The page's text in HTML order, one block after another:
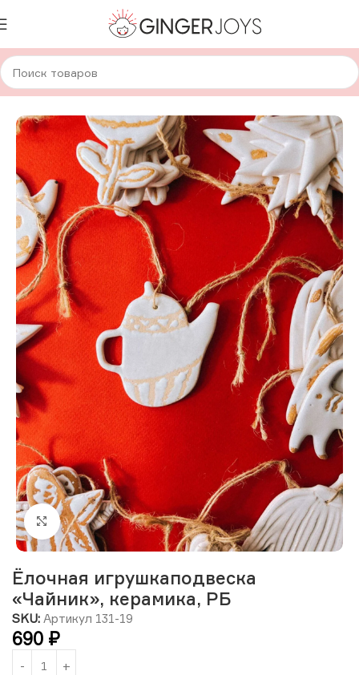
Главная Для дома и уюта Новогодние товары
Нажмите, чтобы увеличить изображение
Ёлочная игрушкаподвеска
«Чайник», керамика, РБ
SKU: Артикул 131-19
690 ₽